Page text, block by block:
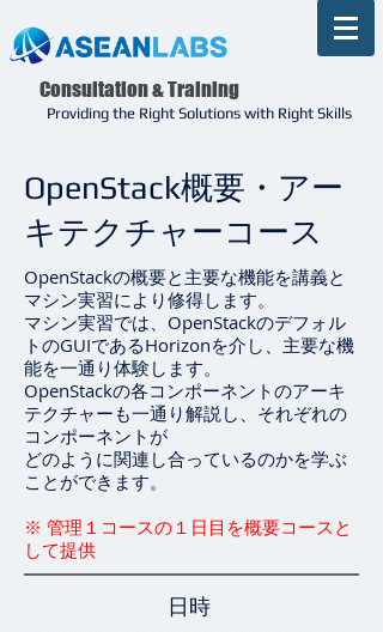
Consultation & Training
Providing the Right Solutions with Right Skills
OpenStack概要・アー
キテクチャーコース
OpenStackの概要と主要な機能を講義と
マシン実習により修得します。
マシン実習では、OpenStackのデフォル
トのGUIであるHorizonを介し、主要な機
能を一通り体験します。
OpenStackの各コンポーネントのアーキ
テクチャーも一通り解説し、それぞれの
コンポーネントが
どのように関連し合っているのかを学ぶ
ことができます。
※ 管理１コースの１日目を概要コースと
して提供
日時